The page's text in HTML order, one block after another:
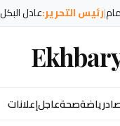
|رئيس التحرير:عادل البكل
رياضةصحةعاجلإعلانات